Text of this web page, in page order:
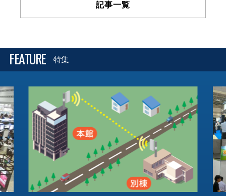
記事一覧
FEATURE 特集